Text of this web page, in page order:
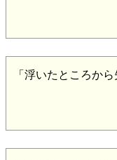
「浮いたところか